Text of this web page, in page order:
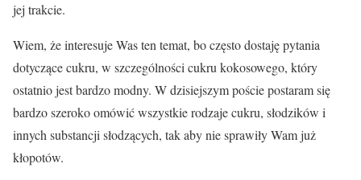
jej trakcie.
Wiem, że interesuje Was ten temat, bo często dostaję pytania
dotyczące cukru, w szczególności cukru kokosowego, który
ostatnio jest bardzo modny. W dzisiejszym poście postaram się
bardzo szeroko omówić wszystkie rodzaje cukru, słodzików i
innych substancji słodzących, tak aby nie sprawiły Wam już
kłopotów.